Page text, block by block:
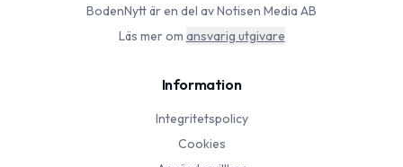
BodenNyttär en del av Notisen Media AB
Läs mer om ansvarig utgivare
Information
Integritetspolicy
Cookies